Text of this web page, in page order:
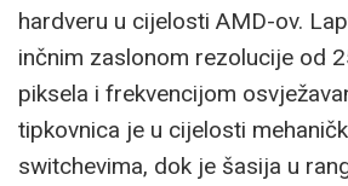
hardveru u cijelosti AMD-ov.
inčnim zaslonom rezolucije od
piksela i frekvencijom
tipkovnica je u cijelosti
switchevima, dok je šasija u